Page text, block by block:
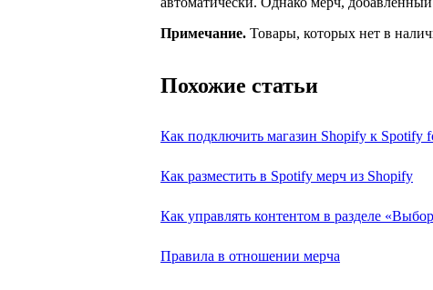
Примечание. Товары, которых нет в
Похожие статьи
Как подключить магазин Shopify к Spotify
Как разместить в Spotify мерч из Shopify
Как управлять контентом в разделе
Правила в отношении мерча